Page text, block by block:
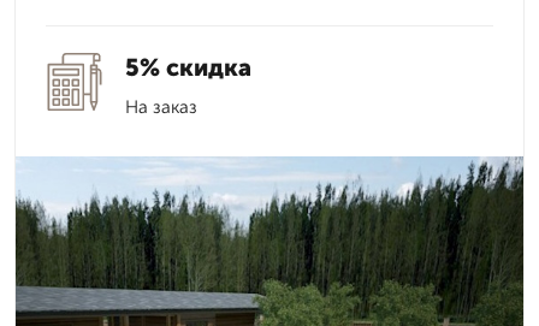
5% скидка
На заказ